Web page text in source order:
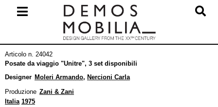
primario
navigzione
Articolo n. 24042
Posate da viaggio "Unitre", 3 set disponibili
Designer Moleri Armando, Nercioni Carla
Produzione Zani & Zani
Italia 1975